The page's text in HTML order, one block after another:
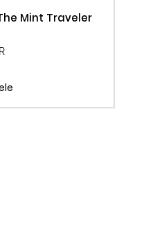
Mint Traveler